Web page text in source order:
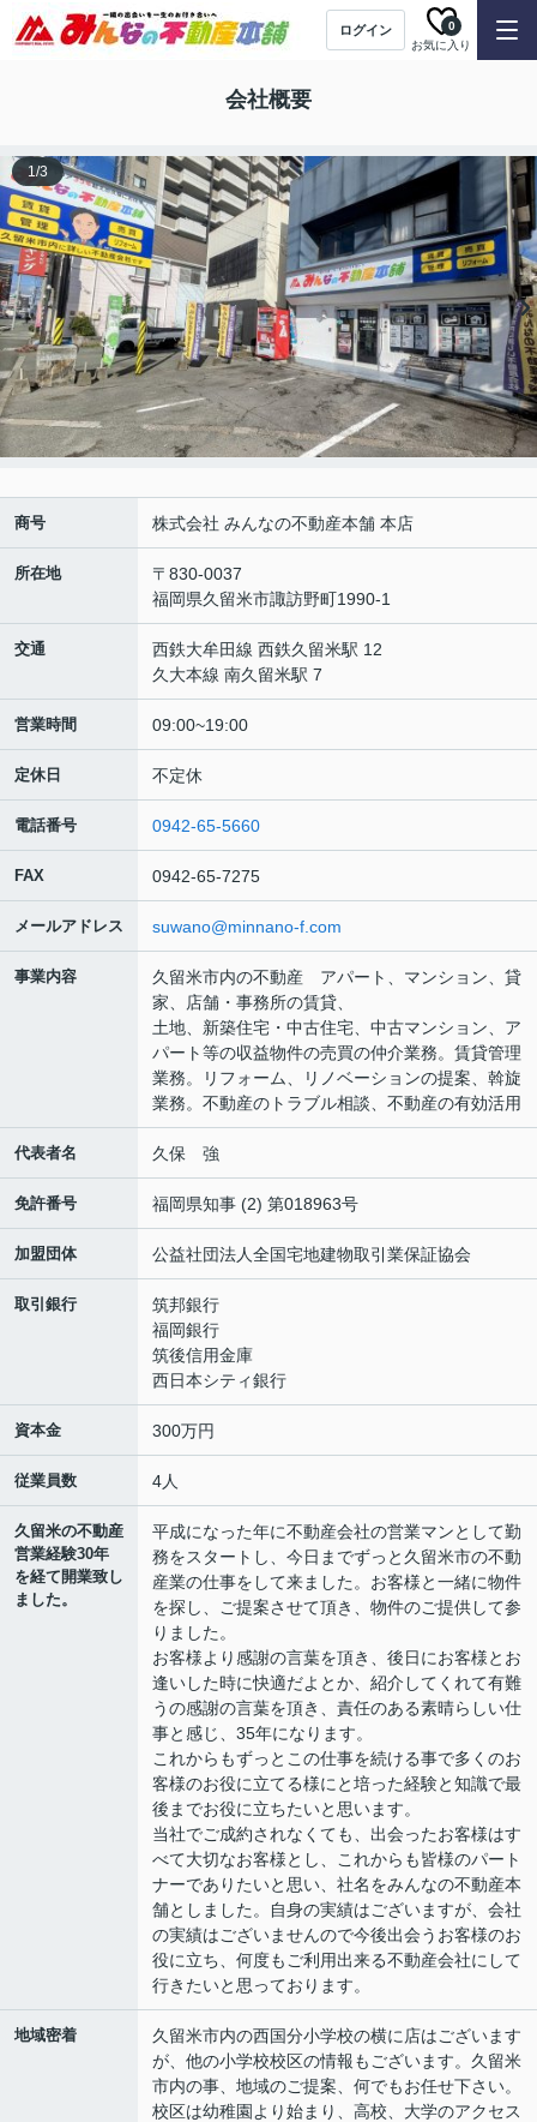
ログイン
お気に入り
0
会社概要
1/3
商号 株式会社 みんなの不動産本舗 本店
所在地
〒830-0037
福岡県久留米市諏訪野町1990-1
交通
西鉄大牟田線 西鉄久留米駅 12
久大本線 南久留米駅 7
営業時間 09:00~19:00
定休日 不定休
電話番号 0942-65-5660
FAX 0942-65-7275
メールアドレス suwano@minnano-f.com
事業内容
久留米市内の不動産 アパート、マンション、貸
家、店舗・事務所の賃貸、
土地、新築住宅・中古住宅、中古マンション、ア
パート等の収益物件の売買の仲介業務。賃貸管理
業務。リフォーム、リノベーションの提案、斡旋
業務。不動産のトラブル相談、不動産の有効活用
代表者名 久保 強
免許番号 福岡県知事 (2) 第018963号
加盟団体 公益社団法人全国宅地建物取引業保証協会
取引銀行
筑邦銀行
福岡銀行
筑後信用金庫
西日本シティ銀行
資本金 300万円
従業員数 4人
久留米の不動産
営業経験30年
を経て開業致し
ました。
平成になった年に不動産会社の営業マンとして勤
務をスタートし、今日までずっと久留米市の不動
産業の仕事をして来ました。お客様と一緒に物件
を探し、ご提案させて頂き、物件のご提供して参
りました。
お客様より感謝の言葉を頂き、後日にお客様とお
逢いした時に快適だよとか、紹介してくれて有難
うの感謝の言葉を頂き、責任のある素晴らしい仕
事と感じ、35年になります。
これからもずっとこの仕事を続ける事で多くのお
客様のお役に立てる様にと培った経験と知識で最
後までお役に立ちたいと思います。
当社でご成約されなくても、出会ったお客様はす
べて大切なお客様とし、これからも皆様のパート
ナーでありたいと思い、社名をみんなの不動産本
舗としました。自身の実績はございますが、会社
の実績はございませんので今後出会うお客様のお
役に立ち、何度もご利用出来る不動産会社にして
行きたいと思っております。
地域密着
久留米市内の西国分小学校の横に店はございます
が、他の小学校校区の情報もございます。久留米
市内の事、地域のご提案、何でもお任せ下さい。
校区は幼稚園より始まり、高校、大学のアクセス